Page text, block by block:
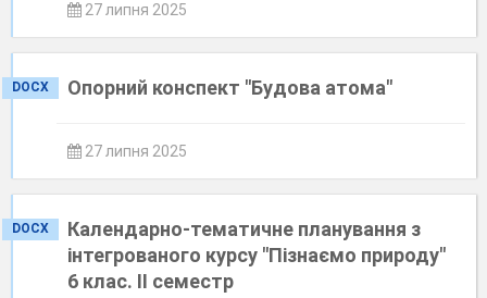
27 липня 2025
DOCX Опорний конспект "Будова атома"
27 липня 2025
DOCX
Календарно-тематичне планування з
інтегрованого курсу "Пізнаємо природу"
6 клас. ІІ семестр